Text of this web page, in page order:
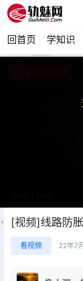
回首页 学知识
[视频]线路防
看视频 22年7